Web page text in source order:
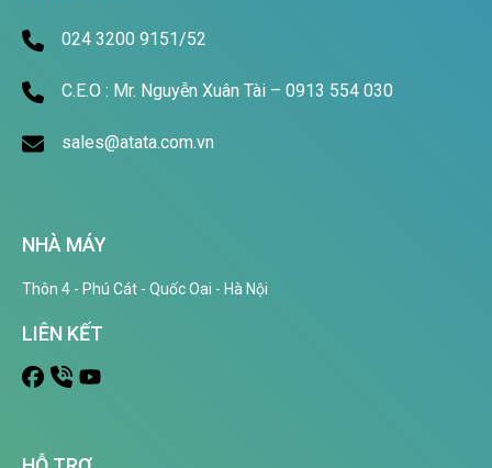
024 3200 9151/52
C.E.O : Mr. Nguyễn Xuân Tài – 0913 554 030
sales@atata.com.vn
NHÀ MÁY
Thôn 4 - Phú Cát - Quốc Oai - Hà Nội
LIÊN KẾT